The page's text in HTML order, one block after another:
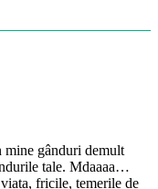
mine gânduri demult
tale. Mdaaaa…
fricile, temerile de